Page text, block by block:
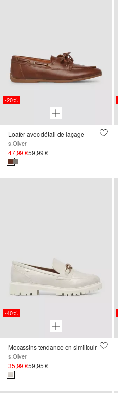
-20%
Loafer avec détail de laçage
s.Oliver
47,99 €59,99 €
-40%
Mocassins tendance en similicuir
s.Oliver
35,99 €59,95 €